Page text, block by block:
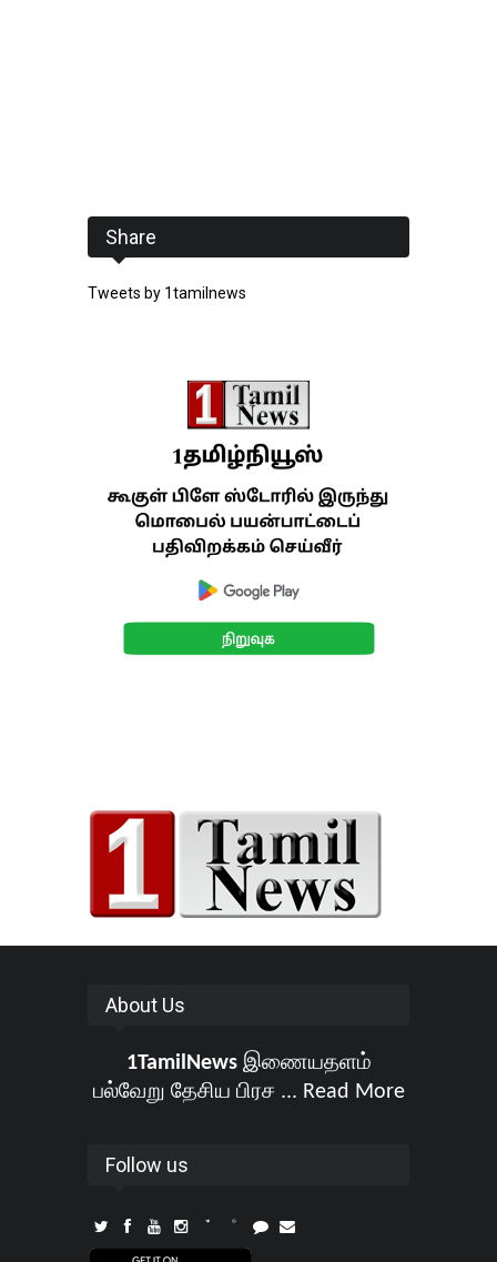
Share
Tweets by 1tamilnews
About Us
1TamilNewsஇணையதளம்
பல்வேறு தேசிய பிரச ... Read More
Follow us